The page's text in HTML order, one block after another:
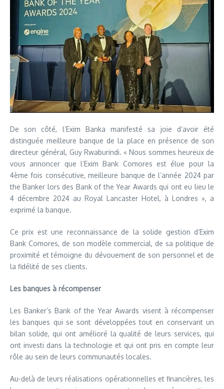
De son côté, l’Exim Banka manifesté sa joie d’avoir été
distinguée meilleure banque de la place en présence de son
directeur général, Guy Rwaburindi. « Nous sommes heureux de
vous annoncer que l’Exim Bank Comores est élue pour la
4ème fois consécutive, meilleure banque de l’année 2024 par
the Banker lors des Bank of the Year Awards qui ont eu lieu le
4 décembre 2024 au Royal Lancaster Hotel, à Londres », a
exprimé la banque.
Ce prix est une reconnaissance de la solide gestion d’Exim
Bank Comores, de son modèle commercial, de sa politique de
proximité et témoigne du dévouement de son personnel et de
la fidélité de ses clients.
Les banques à récompenser
Les Banker’s Bank of the Year Awards visent à récompenser
les banques qui se sont développées tout en conservant un
bilan solide, qui ont amélioré la qualité de leurs services, qui
ont investi dans la technologie et qui ont pris en compte leur
rôle au sein de leurs communautés locales.
Au-delà de leurs réalisations opérationnelles et financières, les